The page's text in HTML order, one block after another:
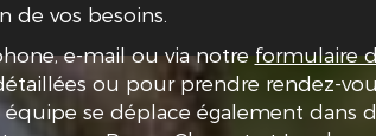
de vos besoins.
e-mail ou via notre formulaire
ou pour prendre rendez-
se déplace également dans